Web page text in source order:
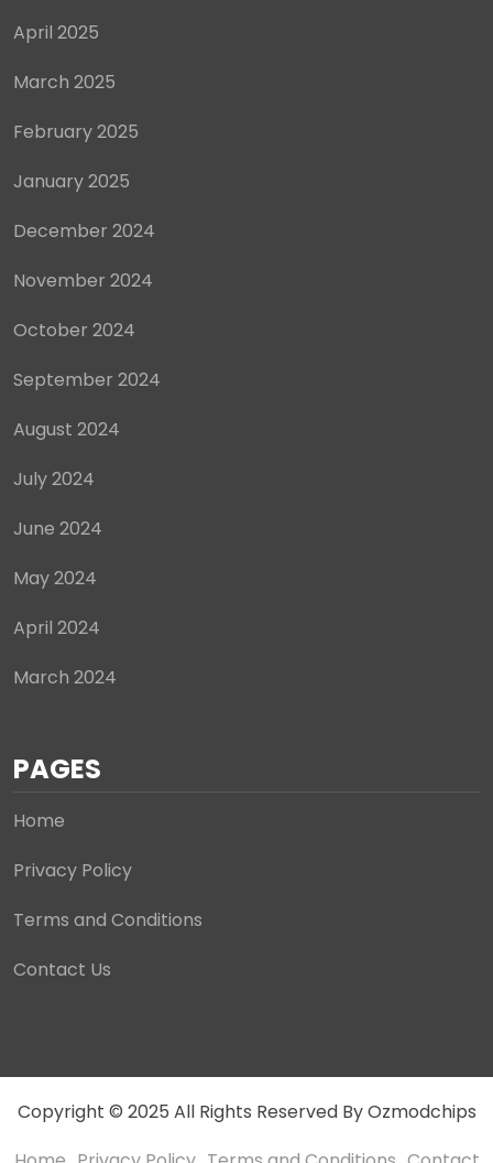
April 2025
March 2025
February 2025
January 2025
December 2024
November 2024
October 2024
September 2024
August 2024
July 2024
June 2024
May 2024
April 2024
March 2024
PAGES
Home
Privacy Policy
Terms and Conditions
Contact Us
Copyright © 2025 All Rights Reserved By Ozmodchips